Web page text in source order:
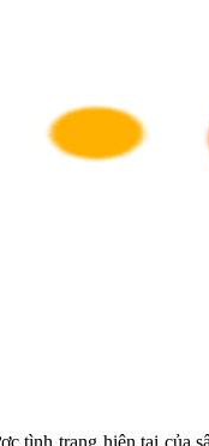
tình trạng hiện tại của